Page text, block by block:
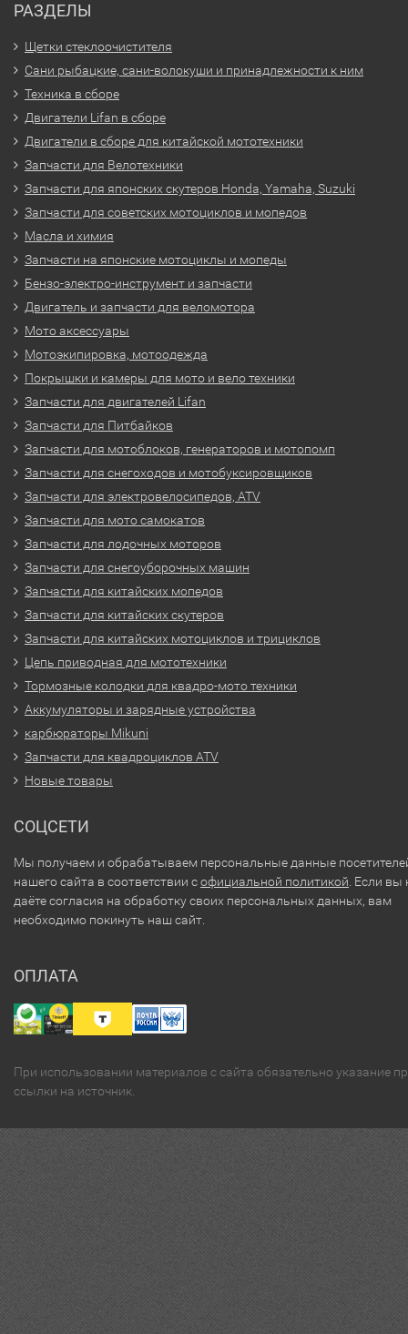
РАЗДЕЛЫ
Щетки стеклоочистителя
Сани рыбацкие, сани-волокуши и принадлежности к ним
Техника в сборе
Двигатели Lifan в сборе
Двигатели в сборе для китайской мототехники
Запчасти для Велотехники
Запчасти для японских скутеров Honda, Yamaha, Suzuki
Запчасти для советских мотоциклов и мопедов
Масла и химия
Запчасти на японские мотоциклы и мопеды
Бензо-электро-инструмент и запчасти
Двигатель и запчасти для веломотора
Мото аксессуары
Мотоэкипировка, мотоодежда
Покрышки и камеры для мото и вело техники
Запчасти для двигателей Lifan
Запчасти для Питбайков
Запчасти для мотоблоков, генераторов и мотопомп
Запчасти для снегоходов и мотобуксировщиков
Запчасти для электровелосипедов, ATV
Запчасти для мото самокатов
Запчасти для лодочных моторов
Запчасти для снегоуборочных машин
Запчасти для китайских мопедов
Запчасти для китайских скутеров
Запчасти для китайских мотоциклов и трициклов
Цепь приводная для мототехники
Тормозные колодки для квадро-мото техники
Аккумуляторы и зарядные устройства
карбюраторы Mikuni
Запчасти для квадроциклов ATV
Новые товары
СОЦСЕТИ
Мы получаем и обрабатываем персональные данные
нашего сайта в соответствии софициальной политикой . Если вы
даёте согласия на обработку своих персональных данных, вам
необходимо покинуть наш сайт.
ОПЛАТА
При использовании материалов с сайта обязательно указание
ссылки на источник.